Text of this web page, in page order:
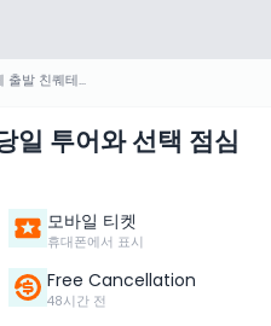
피렌체 출발 친퀘테레 당일 투어와 선택 점심 식사
일 투어와 선택 점심
모바일 티켓
휴대폰에서 표시
Free Cancellation
48시간 전